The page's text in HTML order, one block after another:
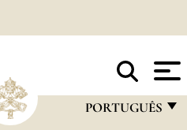
PORTUGUÊS